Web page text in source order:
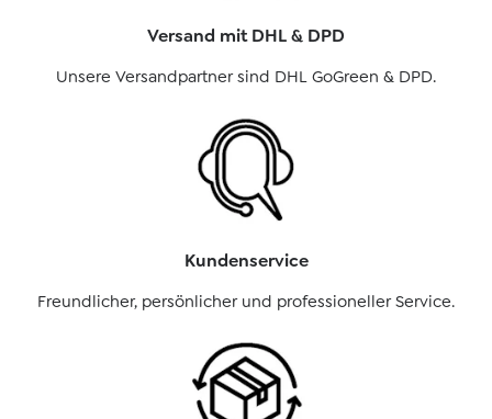
Versand mit DHL & DPD
Unsere Versandpartner sind DHL GoGreen & DPD.
Kundenservice
Freundlicher, persönlicher und professioneller Service.